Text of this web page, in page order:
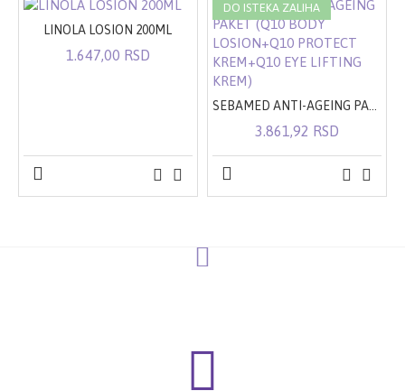
LINOLA LOSION 200ML
1.647,00 RSD
DO ISTEKA ZALIHA
SEBAMED ANTI-AGEING PAKET (Q10 BODY LOSION+Q10 PROTECT KREM+Q10 EYE LIFTING KREM)
3.861,92 RSD